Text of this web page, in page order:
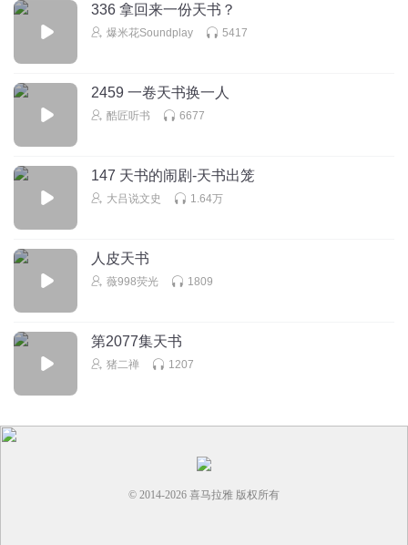
336 拿回来一份天书？
爆米花Soundplay 5417
2459 一卷天书换一人
酷匠听书 6677
147 天书的闹剧-天书出笼
大吕说文史 1.64万
人皮天书
薇998荧光 1809
第2077集天书
猪二禅 1207
© 2014-2026 喜马拉雅 版权所有